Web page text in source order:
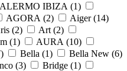
IBIZA (1)
AGORA (2) Aiger (14)
(2) Art (2)
(1) AURA (10)
) Bella (1) Bella New (6)
(3) Bridge (1)